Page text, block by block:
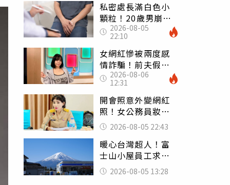
私密處長滿白色小
顆粒！20歲男崩潰
求診 醫曝5大真相
別再誤會
2026-08-05
22:10
女網紅慘被兩度感
情詐騙！前夫假割
頸詐光200萬再遇假
富商「養套殺2000
萬」
2026-08-06
12:31
開會照意外變網紅
照！女公務員妝容
掀2千則留言 本人
怒嗆：化妝有錯嗎
2026-08-05 22:43
暖心台灣超人！富
士山小屋員工求助
「想活下去」 山
友狂背物資上山：
2026-08-05 13:28